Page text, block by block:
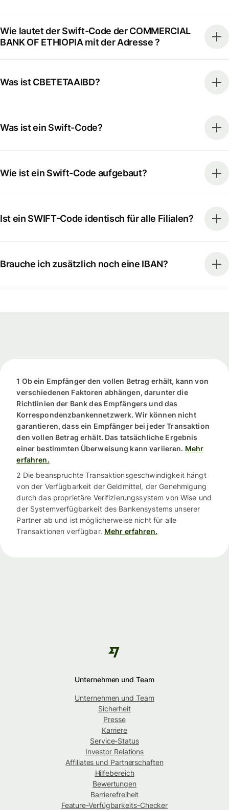
Wie lautet der Swift-Code der COMMERCIAL
BANK OF ETHIOPIA mit der Adresse ?
Was ist CBETETAAIBD?
Was ist ein Swift-Code?
Wie ist ein Swift-Code aufgebaut?
Ist ein SWIFT-Code identisch für alle Filialen?
Brauche ich zusätzlich noch eine IBAN?
1 Ob ein Empfänger den vollen Betrag erhält, kann von
verschiedenen Faktoren abhängen, darunter die
Richtlinien der Bank des Empfängers und das
Korrespondenzbankennetzwerk. Wir können nicht
garantieren, dass ein Empfänger bei jeder Transaktion
den vollen Betrag erhält. Das tatsächliche Ergebnis
einer bestimmten Überweisung kann variieren. Mehr
erfahren.
2 Die beanspruchte Transaktionsgeschwindigkeit hängt
von der Verfügbarkeit der Geldmittel, der Genehmigung
durch das proprietäre Verifizierungssystem von Wise und
der Systemverfügbarkeit des Bankensystems unserer
Partner ab und ist möglicherweise nicht für alle
Transaktionen verfügbar. Mehr erfahren.
Unternehmen und Team
Unternehmen und Team
Sicherheit
Presse
Karriere
Service-Status
Investor Relations
Affiliates und Partnerschaften
Hilfebereich
Bewertungen
Barrierefreiheit
Feature-Verfügbarkeits-Checker